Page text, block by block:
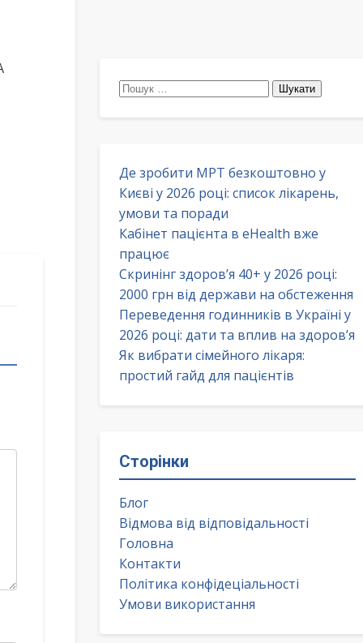
Пошук:
Де зробити МРТ безкоштовно у
Києві у 2026 році: список лікарень,
умови та поради
Кабінет пацієнта в eHealth вже
працює
Скринінг здоров’я 40+ у 2026 році:
2000 грн від держави на обстеження
Переведення годинників в Україні у
2026 році: дати та вплив на здоров’я
Як вибрати сімейного лікаря:
простий гайд для пацієнтів
Сторінки
Блог
Відмова від відповідальності
Головна
Контакти
Політика конфідеціальності
Умови використання